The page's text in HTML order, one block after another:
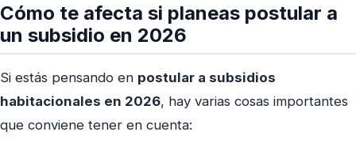
Cómo te afecta si planeas postular a
un subsidio en 2026
Si estás pensando en postular a subsidios
habitacionales en 2026, hay varias cosas importantes
que conviene tener en cuenta: